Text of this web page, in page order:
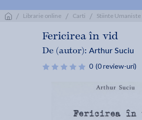
/ Librarie online / Carti / Stiinte Umaniste
Fericirea în vid
De (autor): Arthur Suciu
0 (0 review-uri)